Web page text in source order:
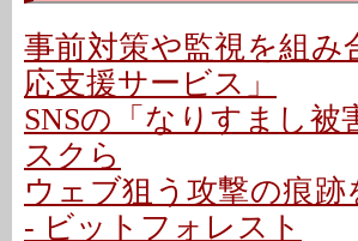
事前対策や監視を組
応支援サービス」
SNSの「なりすまし被
スクら
ウェブ狙う攻撃の痕
- ビットフォレスト